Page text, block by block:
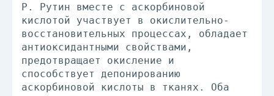
Р. Рутин вместе с аскорбиновой
кислотой участвует в окислительно-
восстановительных процессах, обладает
антиоксидантными свойствами,
предотвращает окисление и
способствует депонированию
аскорбиновой кислоты в тканях. Оба